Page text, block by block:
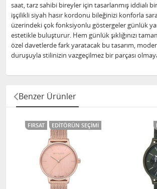
saat, tarz sahibi bireyler için tasarlanmış iddialı
işçilikli siyah hasır kordonu bileğinizi konforla
üzerindeki çok fonksiyonlu göstergeler günlük
estetikle buluşturur. Hem günlük şıklığınızı
özel davetlerde fark yaratacak bu tasarım,
duruşuyla stilinizin vazgeçilmez bir parçası
Benzer Ürünler
FIRSAT EDITÖRÜN SEÇIMI